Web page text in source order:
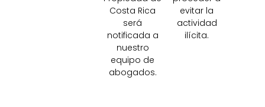
Costa Rica
será
notificada a
nuestro
equipo de
abogados.
evitar la
actividad
ilícita.